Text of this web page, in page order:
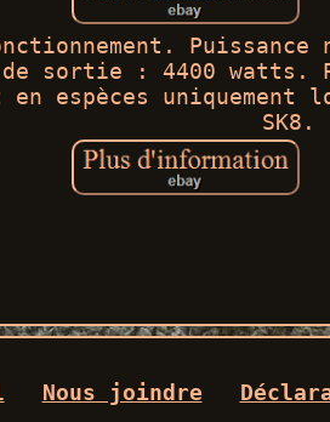
de sortie : 4400
en espèces
SK8.
Nous joindre